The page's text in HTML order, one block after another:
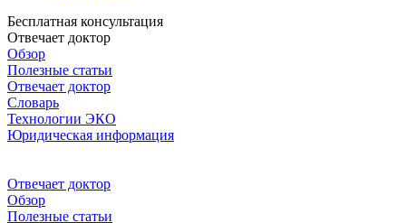
Бесплатная консультация
Отвечает доктор
Обзор
Полезные статьи
Отвечает доктор
Словарь
Технологии ЭКО
Юридическая информация
Отвечает доктор
Обзор
Полезные статьи